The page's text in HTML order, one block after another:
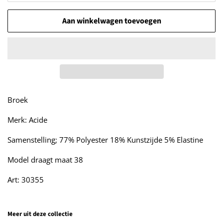
Aan winkelwagen toevoegen
Broek
Merk: Acide
Samenstelling; 77% Polyester 18% Kunstzijde 5% Elastine
Model draagt maat 38
Art: 30355
Meer uit deze collectie